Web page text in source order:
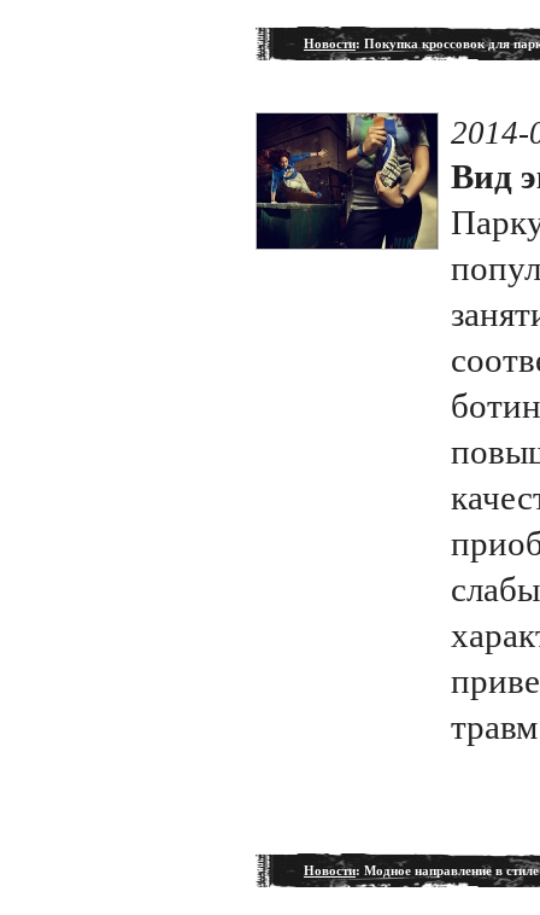
Новости: Покупка кроссовок для
2014-
Вид
Новости: Модное направление в